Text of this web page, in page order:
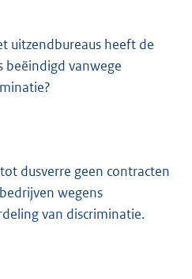
uitzendbureaus heeft de
beëindigd vanwege
dusverre geen contracten
wegens
van discriminatie.